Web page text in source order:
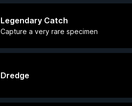
Legendary Catch
Capture a very rare specimen
Dredge